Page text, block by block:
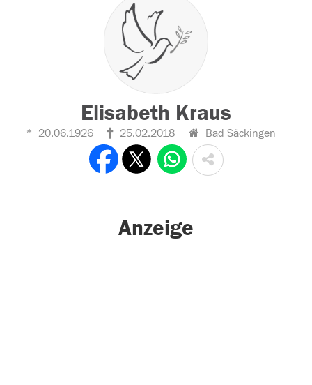
Elisabeth Kraus
20.06.1926 25.02.2018 Bad Säckingen
Anzeige